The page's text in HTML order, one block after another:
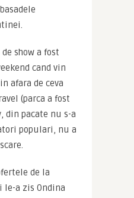
show a fost
cand vin
afara de ceva
(parca a fost
din pacate nu s-a
populari, nu a
de la
le-a zis Ondina